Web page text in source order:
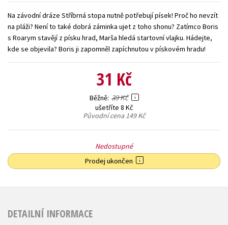
Young adult (SK)
Zahraniční literatura Zdraví a životní styl
Všechny tituly
Na závodní dráze Stříbrná stopa nutně potřebují písek! Proč ho nevzít
na pláži? Není to také dobrá záminka ujet z toho shonu? Zatímco Boris
s Roarym stavějí z písku hrad, Marša hledá startovní vlajku. Hádejte,
kde se objevila? Boris ji zapomněl zapíchnutou v pískovém hradu!
31 Kč
Běžně 39 Kč
ušetříte 8 Kč
Původní cena149 Kč
Nedostupné
Prodej ukončen
DETAILNÍ INFORMACE